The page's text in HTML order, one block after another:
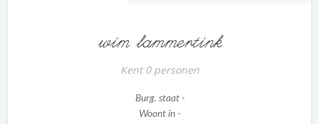
wim lammertink
Kent 0 personen
Burg. staat -
Woont in -